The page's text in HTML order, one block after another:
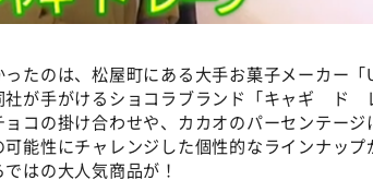
ったのは、松屋町にある大手お菓子メーカー
社が手がけるショコラブランド「キャギ ド
ョコの掛け合わせや、カカオのパーセンテー
可能性にチャレンジした個性的なラインナッ
ではの大人気商品が！